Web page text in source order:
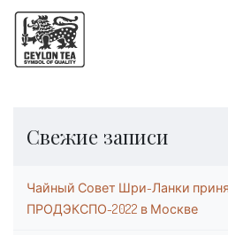
Свежие записи
Чайный Совет Шри-Ланки
ПРОДЭКСПО-2022 в Москве